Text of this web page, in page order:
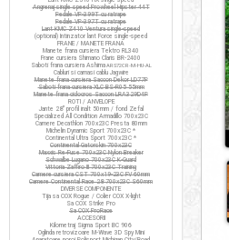
Angrenaj single speed Prowheel Hipster 44T
Pedale VP-399T cu ratrape
Pedale VP-397T cu ratrape
Lant KMC Z410 Ventura single-speed
(optional) Intinzator lant Force single-speed
FRANE / MANETE FRANA
Manete frana cursiera Tektro RL340
Frane cursiera Shimano Claris BR-2400
Saboti frana cursiera AshimaARS72CR-M-HU-AL
Cabluri si camasi cablu Jagwire
Manete frana cursiera Saccon Dekor LD77P
Saboti frana cursiera XLC BS-R05 55mm
Manete frana ciclocros Saccon LRA329D4P
ROTI / ANVELOPE
Jante 28" profil inalt 50mm / fond Zefal
Specialized All Condition Armadillo 700x23C
Camere Decathlon 700x23C Presta 80mm
Michelin Dynamic Sport 700x23C *
Continental Ultra Sport 700x23C *
Continental Gatorskin 700x23C
Maxxis Re-Fuse 700x23C Nylon Breaker
Schwalbe Lugano 700x23C K-Guard
Vittoria Zaffiro III 700x23C Training
Camere cursiera CST 700x19-23C FV 60mm
Camere Continental Race 28 700x23C S60mm
DIVERSE COMPONENTE
Tija sa COX Rogue / Colier COX X-light
Sa COX Strike Pro
Sa COX ProRace
ACCESORII
Kilometraj Sigma Sport BC 906
Oglinda retrovizoare M-Wave 3D Spy Mini